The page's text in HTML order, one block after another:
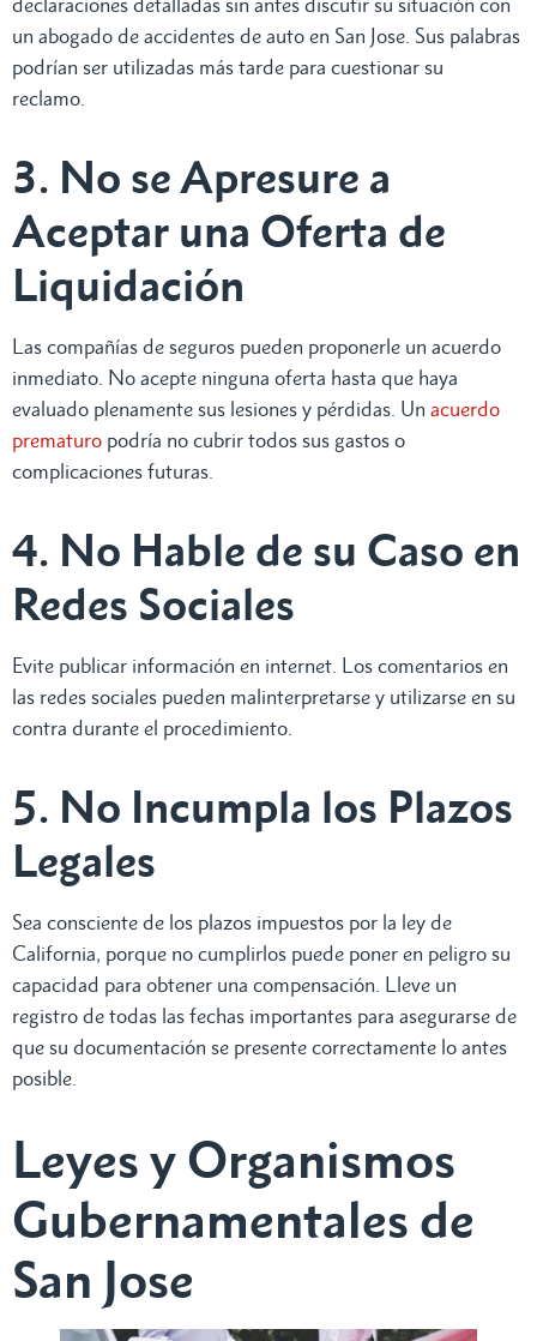
un abogado de accidentes de auto en San Jose. Sus palabras
podrían ser utilizadas más tarde para cuestionar su
reclamo.
3. No se Apresure a
Aceptar una Oferta de
Liquidación
Las compañías de seguros pueden proponerle un acuerdo
inmediato. No acepte ninguna oferta hasta que haya
evaluado plenamente sus lesiones y pérdidas. Un acuerdo
prematuro podría no cubrir todos sus gastos o
complicaciones futuras.
4. No Hable de su Caso en
Redes Sociales
Evite publicar información en internet. Los comentarios en
las redes sociales pueden malinterpretarse y utilizarse en su
contra durante el procedimiento.
5. No Incumpla los Plazos
Legales
Sea consciente de los plazos impuestos por la ley de
California, porque no cumplirlos puede poner en peligro su
capacidad para obtener una compensación. Lleve un
registro de todas las fechas importantes para asegurarse de
que su documentación se presente correctamente lo antes
posible.
Leyes y Organismos
Gubernamentales de
San Jose